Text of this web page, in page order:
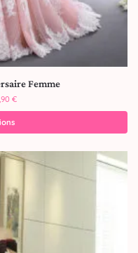
Femme
€